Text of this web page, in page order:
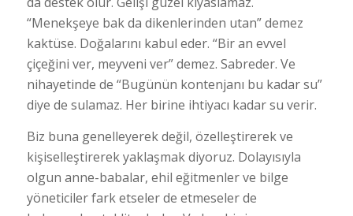
“Menekşeye bak da dikenlerinden utan” demez
kaktüse. Doğalarını kabul eder. “Bir an evvel
çiçeğini ver, meyveni ver” demez. Sabreder. Ve
nihayetinde de “Bugünün kontenjanı bu kadar su”
diye de sulamaz. Her birine ihtiyacı kadar su verir.
Biz buna genelleyerek değil, özelleştirerek ve
kişiselleştirerek yaklaşmak diyoruz. Dolayısıyla
olgun anne-babalar, ehil eğitmenler ve bilge
yöneticiler fark etseler de etmeseler de